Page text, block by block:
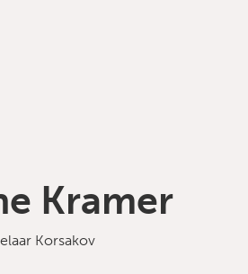
Kramer
Korsakov